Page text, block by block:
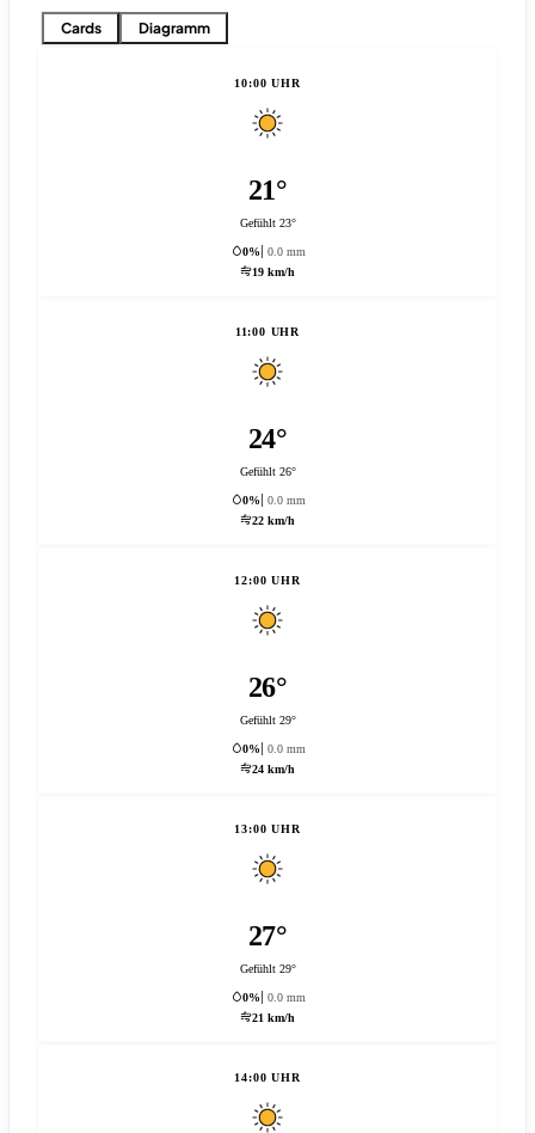
Cards Diagramm
10:00 UHR
21°
Gefühlt 23°
0%
0.0 mm
19 km/h
11:00 UHR
24°
Gefühlt 26°
0%
0.0 mm
22 km/h
12:00 UHR
26°
Gefühlt 29°
0%
0.0 mm
24 km/h
13:00 UHR
27°
Gefühlt 29°
0%
0.0 mm
21 km/h
14:00 UHR